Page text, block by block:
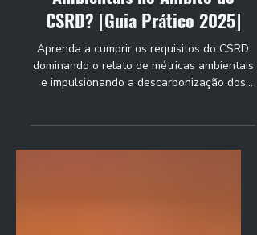
Como Reportar Métricas
Ambientais no Âmbito do
CSRD? [Guia Prático 2025]
e impulsionando a descarbonização dos
seus ativos.